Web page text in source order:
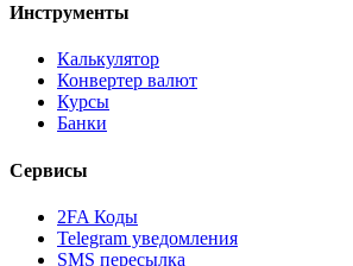
Инструменты
Калькулятор
Конвертер валют
Курсы
Банки
Сервисы
2FA Коды
Telegram уведомления
SMS пересылка